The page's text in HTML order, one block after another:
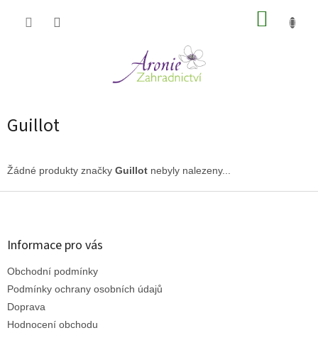
Guillot
Žádné produkty značky Guillot nebyly nalezeny...
Z
Informace pro vás
Obchodní podmínky
Podmínky ochrany osobních údajů
Doprava
Hodnocení obchodu